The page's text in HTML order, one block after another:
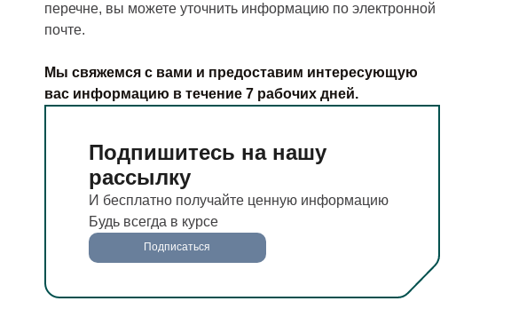
перечне, вы можете уточнить информацию по электронной
почте.
Мы свяжемся с вами и предоставим интересующую
вас информацию в течение 7 рабочих дней.
Подпишитесь на нашу
рассылку
И бесплатно получайте ценную информацию
Будь всегда в курсе
Подписаться